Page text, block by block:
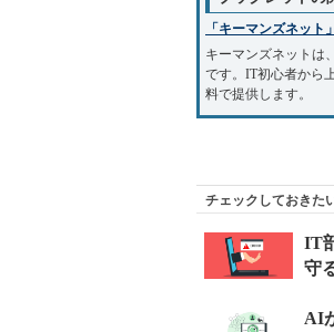
「キーマンズネッ
キーマンズネットは
です。IT初心者から
料で提供します。
チェックしておきた